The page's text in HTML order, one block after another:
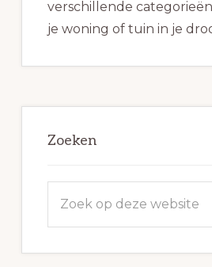
verschillende
je woning of tuin in je
Zoeken
op
website